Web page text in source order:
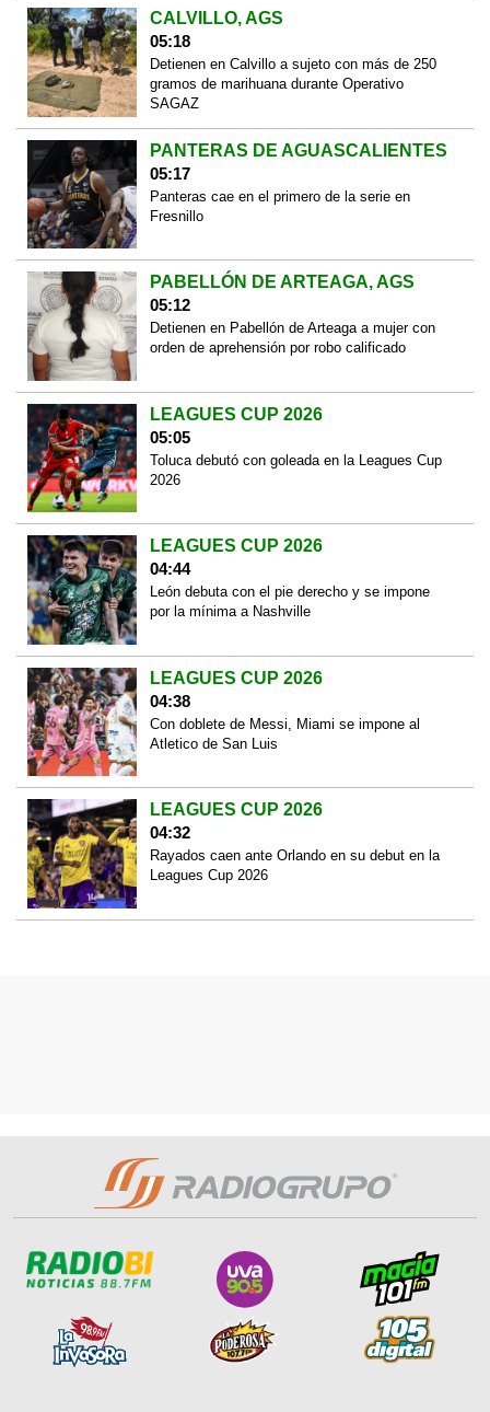
CALVILLO, AGS
05:18
Detienen en Calvillo a sujeto con más de 250
gramos de marihuana durante Operativo
SAGAZ
PANTERAS DE AGUASCALIENTES
05:17
Panteras cae en el primero de la serie en
Fresnillo
PABELLÓN DE ARTEAGA, AGS
05:12
Detienen en Pabellón de Arteaga a mujer con
orden de aprehensión por robo calificado
LEAGUES CUP 2026
05:05
Toluca debutó con goleada en la Leagues Cup
2026
LEAGUES CUP 2026
04:44
León debuta con el pie derecho y se impone
por la mínima a Nashville
LEAGUES CUP 2026
04:38
Con doblete de Messi, Miami se impone al
Atletico de San Luis
LEAGUES CUP 2026
04:32
Rayados caen ante Orlando en su debut en la
Leagues Cup 2026